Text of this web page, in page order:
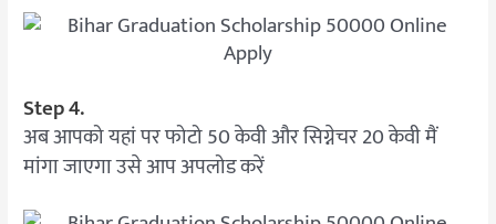
Step 4.
अब आपको यहां पर फोटो 50 केवी और सिग्नेचर 20 केवी मैं
मांगा जाएगा उसे आप अपलोड करें